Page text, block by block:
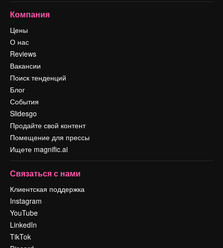
Компания
Цены
О нас
Reviews
Вакансии
Поиск тенденций
Блог
События
Slidesgo
Продайте свой контент
Помещение для прессы
Ищете magnific.ai
Связаться с нами
Клиентская поддержка
Instagram
YouTube
LinkedIn
TikTok